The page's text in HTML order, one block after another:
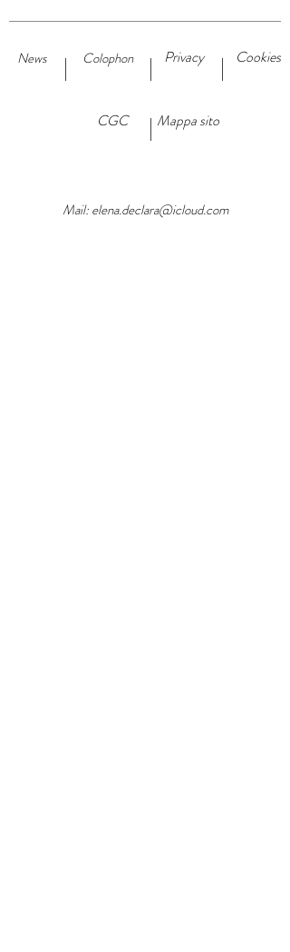
Privacy Cookies
Colophon
News
Mappa sito
CGC
Mail:elena.declara@icloud.com